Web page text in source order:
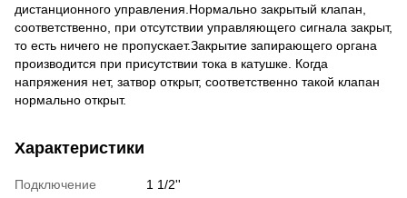
дистанционного управления.Нормально закрытый клапан,
соответственно, при отсутствии управляющего сигнала закрыт,
то есть ничего не пропускает.Закрытие запирающего органа
производится при присутствии тока в катушке. Когда
напряжения нет, затвор открыт, соответственно такой клапан
нормально открыт.
Характеристики
Подключение
1 1/2''